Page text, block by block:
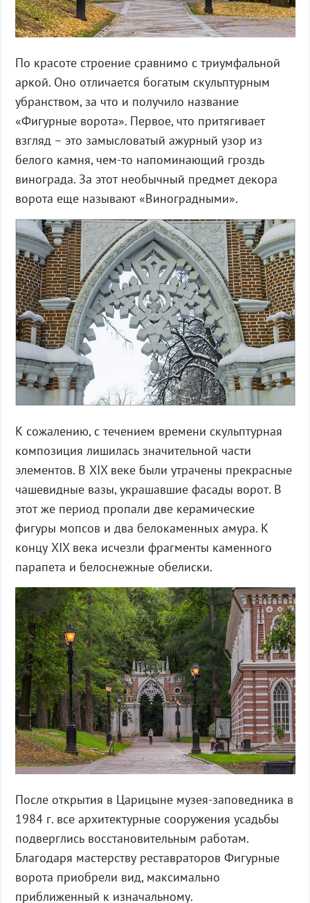
По красоте строение сравнимо с триумфальной
аркой. Оно отличается богатым скульптурным
убранством, за что и получило название
«Фигурные ворота». Первое, что притягивает
взгляд – это замысловатый ажурный узор из
белого камня, чем-то напоминающий гроздь
винограда. За этот необычный предмет декора
ворота еще называют «Виноградными».
К сожалению, с течением времени скульптурная
композиция лишилась значительной части
элементов. В XIX веке были утрачены прекрасные
чашевидные вазы, украшавшие фасады ворот. В
этот же период пропали две керамические
фигуры мопсов и два белокаменных амура. К
концу XIX века исчезли фрагменты каменного
парапета и белоснежные обелиски.
После открытия в Царицыне музея-заповедника в
1984 г. все архитектурные сооружения усадьбы
подверглись восстановительным работам.
Благодаря мастерству реставраторов Фигурные
ворота приобрели вид, максимально
приближенный к изначальному.